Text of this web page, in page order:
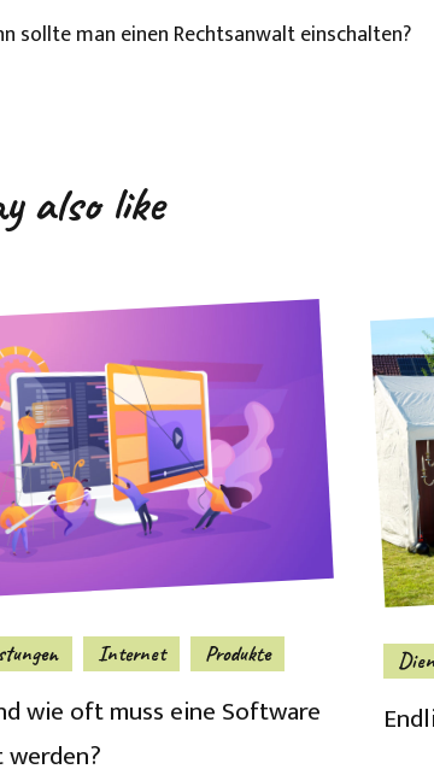
sollte man einen Rechtsanwalt einschalten?
also like
Internet Produkte
wie oft muss eine Software